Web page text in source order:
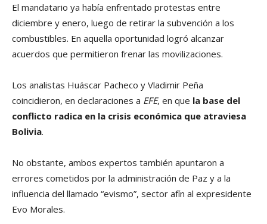
El mandatario ya había enfrentado protestas entre
diciembre y enero, luego de retirar la subvención a los
combustibles. En aquella oportunidad logró alcanzar
acuerdos que permitieron frenar las movilizaciones.
Los analistas Huáscar Pacheco y Vladimir Peña
coincidieron, en declaraciones a EFE, en que la base del
conflicto radica en la crisis económica que atraviesa
Bolivia.
No obstante, ambos expertos también apuntaron a
errores cometidos por la administración de Paz y a la
influencia del llamado “evismo”, sector afín al expresidente
Evo Morales.